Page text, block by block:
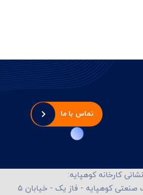
تماس با ما
نشانی کارخانه کوهپایه:
کوهپایه - فاز یک - خیابان ۵